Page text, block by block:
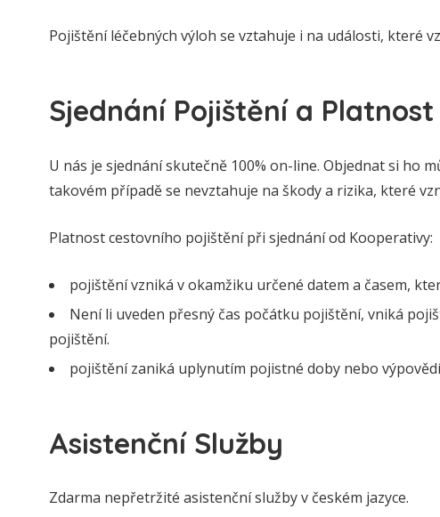
Pojištění léčebných výloh se vztahuje i na události, které
Sjednání Pojištění a Platnost
U nás je sjednání skutečně 100% on-line. Objednat si ho
takovém případě se nevztahuje na škody a rizika, které
Platnost cestovního pojištění při sjednání od Kooperativy:
pojištění vzniká v okamžiku určené datem a časem,
Není li uveden přesný čas počátku pojištění, vniká
pojištění.
pojištění zaniká uplynutím pojistné doby nebo
Asistenční Služby
Zdarma nepřetržité asistenční služby v českém jazyce.